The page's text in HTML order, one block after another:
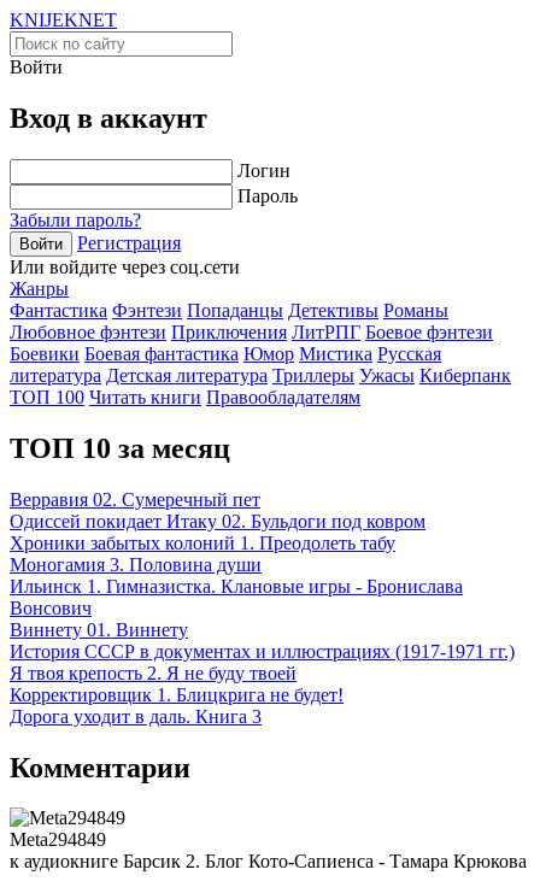
KNIJEKNET
Войти
Вход в аккаунт
Логин
Пароль
Забыли пароль?
Войти
Регистрация
Или войдите через соц.сети
Жанры
Фантастика Фэнтези Попаданцы Детективы Романы
Любовное фэнтези Приключения ЛитРПГ Боевое фэнтези
Боевики Боевая фантастика Юмор Мистика Русская
литература Детская литература Триллеры Ужасы Киберпанк
ТОП 100 Читать книги Правообладателям
ТОП 10 за месяц
Верравия 02. Сумеречный пет
Одиссей покидает Итаку 02. Бульдоги под ковром
Хроники забытых колоний 1. Преодолеть табу
Моногамия 3. Половина души
Ильинск 1. Гимназистка. Клановые игры - Бронислава
Вонсович
Виннету 01. Виннету
История СССР в документах и иллюстрациях (1917-1971 гг.)
Я твоя крепость 2. Я не буду твоей
Корректировщик 1. Блицкрига не будет!
Дорога уходит в даль. Книга 3
Комментарии
Meta294849
к аудиокниге Барсик 2. Блог Кото-Сапиенса - Тамара Крюкова